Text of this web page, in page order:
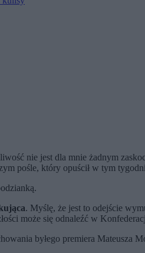
nie jest dla mnie żadnym
pośle, który opuścił w tym
. Myślę, że jest to odejście
może się odnaleźć w
byłego premiera Mateusza